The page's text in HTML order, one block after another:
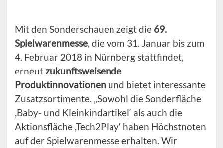
Mit den Sonderschauen zeigt die 69.
Spielwarenmesse, die vom 31. Januar bis zum
4. Februar 2018 in Nürnberg stattfindet,
erneutzukunftsweisende
Produktinnovationen und bietet interessante
Zusatzsortimente. „Sowohl die Sonderfläche
,Baby- und Kleinkindartikel‘ als auch die
Aktionsfläche ,Tech2Play‘ haben Höchstnoten
auf der Spielwarenmesse erhalten. Wir